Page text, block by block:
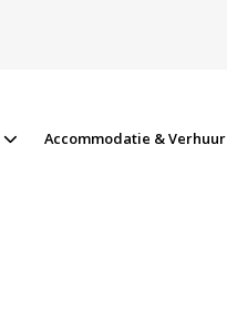
Accommodatie & Verhuur